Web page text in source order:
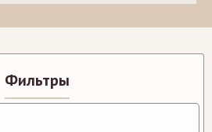
Фильтры